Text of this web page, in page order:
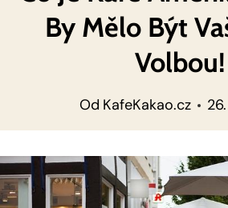
By Mělo Být
Volbou!
Od KafeKakao.cz